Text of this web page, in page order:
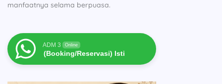
manfaatnya selama berpuasa.
ADM 3 Online
(Booking/Reservasi) Isti